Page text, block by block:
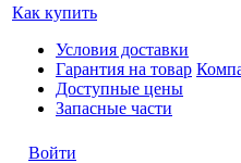
Как купить
Условия доставки
Гарантия на товар
Доступные цены
Запасные части
Войти